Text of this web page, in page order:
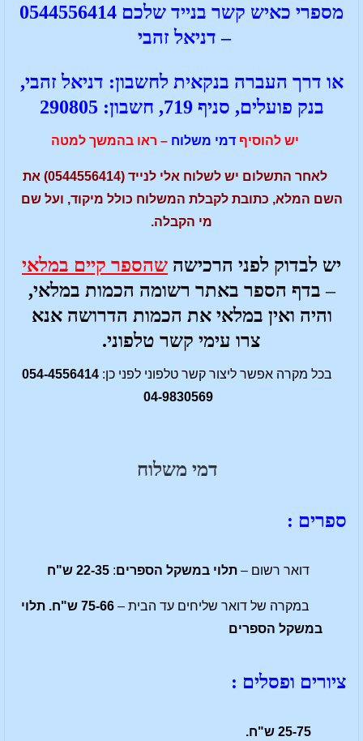
מספרי כאיש קשר בנייד שלכם 0544556414
– דניאל זהבי
או דרך העברה בנקאית לחשבון: דניאל זהבי,
בנק פועלים, סניף 719, חשבון: 290805
יש להוסיף דמי משלוח – ראו בהמשך למטה
לאחר התשלום יש לשלוח אלי לנייד (0544556414) את
השם המלא, כתובת לקבלת המשלוח כולל מיקוד, ועל שם
מי הקבלה.
יש לבדוק לפני הרכישה שהספר קיים במלאי
– בדף הספר באתר רשומה הכמות במלאי,
והיה ואין במלאי את הכמות הדרושה אנא
צרו עימי קשר טלפוני.
בכל מקרה אפשר ליצור קשר טלפוני לפני כן:
דמי משלוח
ספרים :
דואר רשום –תלוי במשקל הספרים:22-35 ש"ח
במקרה של דואר שליחים עד הבית –75-66 ש"ח. תלוי
במשקל הספרים
ציורים ופסלים :
25-75 ש"ח.